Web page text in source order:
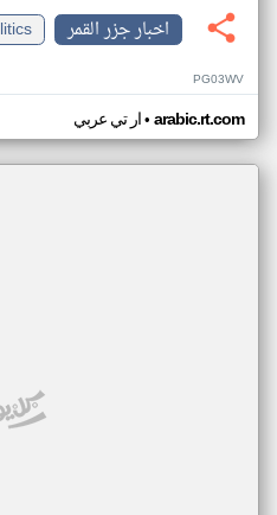
اخبار جزر القمر
PG03WV
ار تي عربي• arabic.rt.com